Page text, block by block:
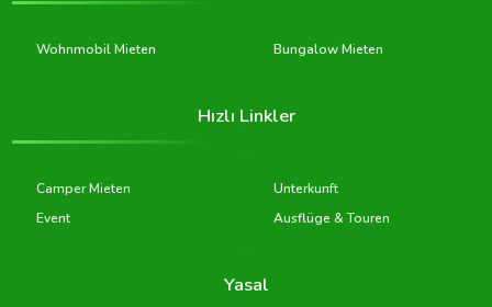
Wohnmobil Mieten Bungalow Mieten
Hızlı Linkler
Camper Mieten
Unterkunft
Event
Ausflüge & Touren
Yasal